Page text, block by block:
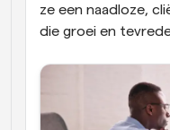
ze een naadloze,
die groei en